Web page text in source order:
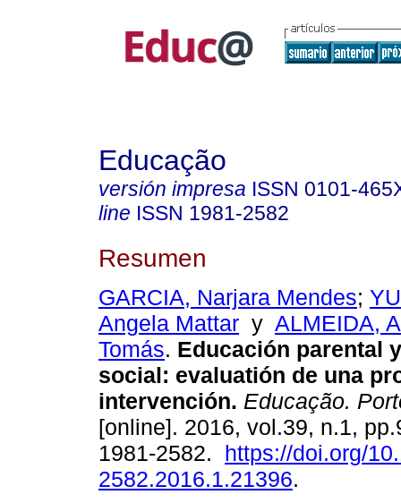
Educação
versión impresa ISSN 0101-
line ISSN 1981-2582
Resumen
GARCIA, Narjara Mendes;
Angela Mattar y ALMEIDA,
Tomás. Educación parental
social: evaluatión de una
intervención. Educação.
[online]. 2016, vol.39, n.1,
1981-2582. https://doi.org/
2582.2016.1.21396.